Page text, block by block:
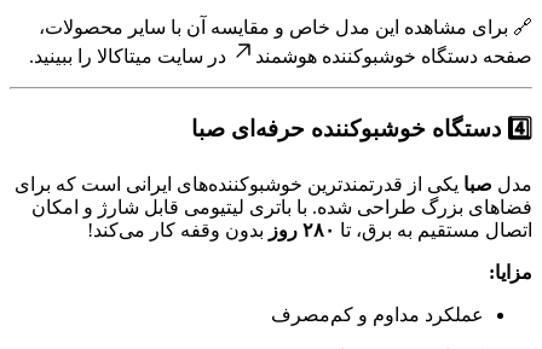
🔗 برای مشاهده این مدل خاص و مقایسه آن با سایر محصولات،
صفحه دستگاه خوشبوکننده هوشمند در سایت میتاکالا را ببینید.
4️⃣ دستگاه خوشبوکننده حرفه‌ای صبا
مدل صبا یکی از قدرتمندترین خوشبوکننده‌های ایرانی است که برای
فضاهای بزرگ طراحی شده. با باتری لیتیومی قابل شارژ و امکان
اتصال مستقیم به برق، تا ۲۸۰ روز بدون وقفه کار می‌کند!
مزایا:
عملکرد مداوم و کم‌مصرف